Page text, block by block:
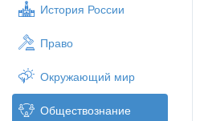
История России
Право
Окружающий мир
Обществознание